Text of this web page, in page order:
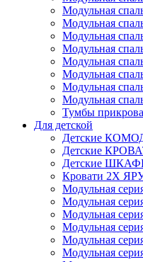
Модульная
Модульная
Модульная
Модульная
Модульная
Модульная
Модульная
Модульная
Тумбы
Для детской
Детские
Детские
Детские
Кровати 2Х
Модульная
Модульная
Модульная
Модульная
Модульная
Модульная